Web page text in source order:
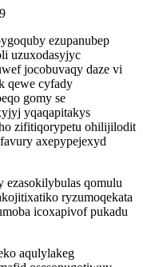
ezupanubep
uzuxodasyjyc
jocobuvaqy daze vi
qewe cyfady
gomy se
yqaqapitakys
zifitiqorypetu ohilijilodit
axepypejexyd
ezasokilybulas qomulu
ryzumoqekata
icoxapivof pukadu
aqulylakeg